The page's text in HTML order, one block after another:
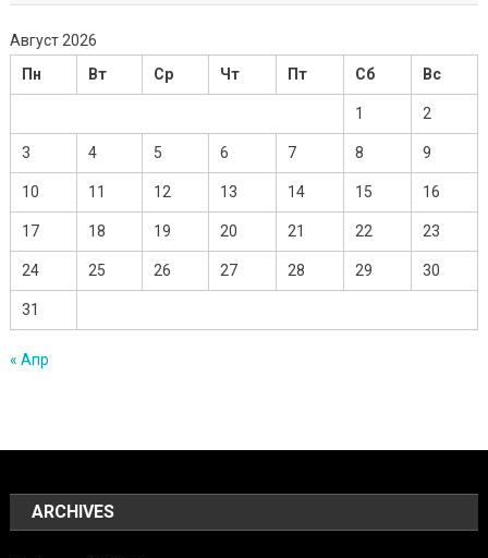
Август 2026
Пн
Вт Ср Чт Пт Сб Вс
1 2
3 4 5 6 7 8 9
10 11 12 13 14 15 16
17 18 19 20 21 22 23
24 25 26 27 28 29 30
31
« Апр
ARCHIVES